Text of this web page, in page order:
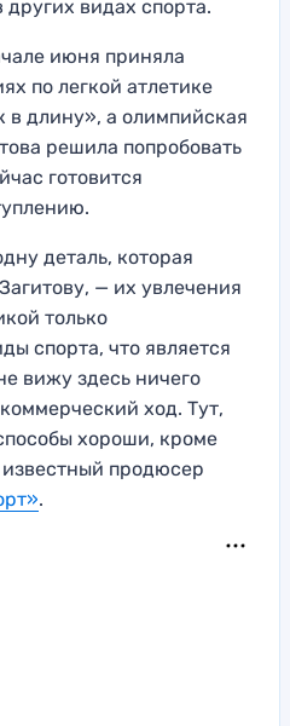
других видах спорта.
июня приняла
по легкой атлетике
длину», а олимпийская
решила попробовать
готовится
деталь, которая
— их увлечения
только
спорта, что является
вижу здесь ничего
ход. Тут,
хороши, кроме
продюсер
.